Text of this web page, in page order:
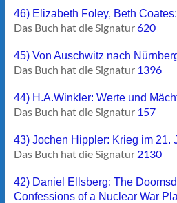
46) Elizabeth Foley, Beth
Das Buch hat die Signatur620
45) Von Auschwitz nach
Das Buch hat die Signatur 1396
44) H.A.Winkler: Werte und
Das Buch hat die Signatur 157
43) Jochen Hippler: Krieg im 21.
Das Buch hat die Signatur 2130
42) Daniel Ellsberg: The
Confessions of a Nuclear War